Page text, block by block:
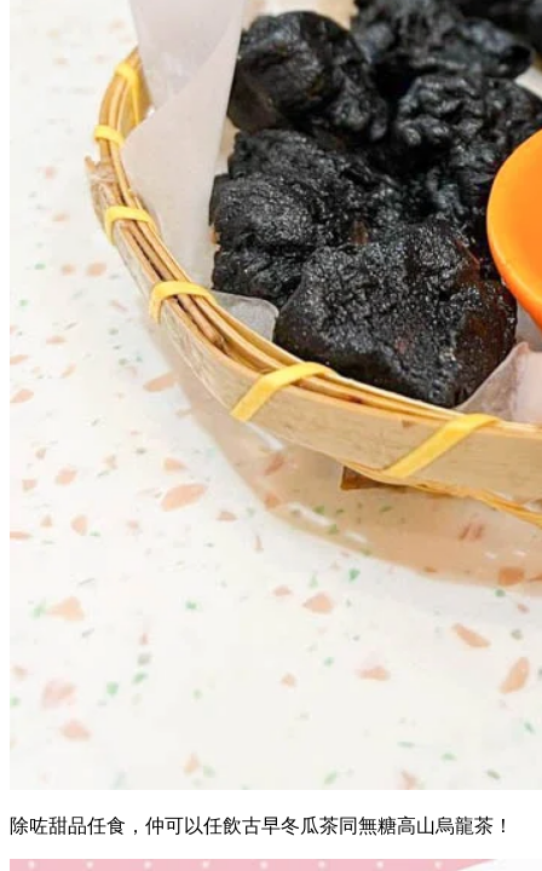
除咗甜品任食，仲可以任飲古早冬瓜茶同無糖高山烏龍茶！